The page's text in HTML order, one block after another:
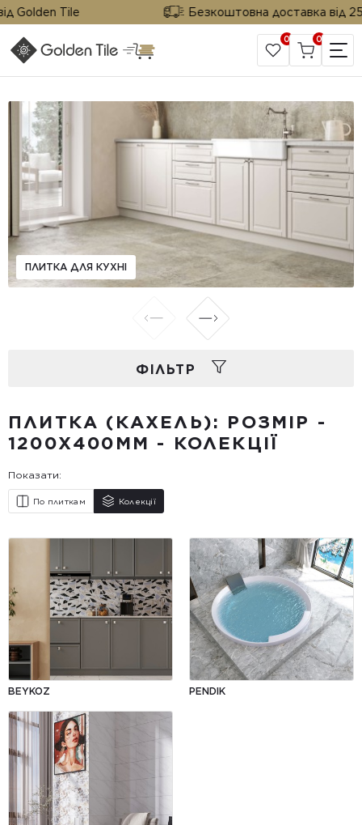
Golden Tile Безкоштовна доставка від 25
САЙТ КОМПАНІЇ
0 0
ПЛИТКА ДЛЯ КУХНІ
ФIЛЬТР
ПЛИТКА (КАХЕЛЬ): РОЗМІР -
1200X400ММ - КОЛЕКЦІЇ
Показати:
По плиткам Колекції
BEYKOZ PENDIK